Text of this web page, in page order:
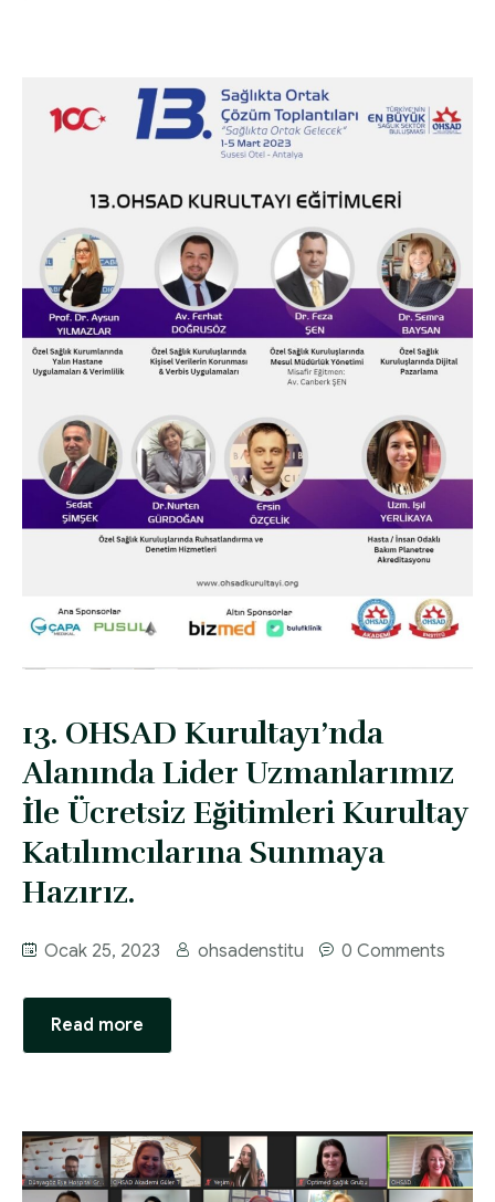
13. OHSAD Kurultayı’nda
Alanında Lider Uzmanlarımız
İle Ücretsiz Eğitimleri Kurultay
Katılımcılarına Sunmaya
Hazırız.
Ocak 25, 2023 ohsadenstitu 0 Comments
Read more